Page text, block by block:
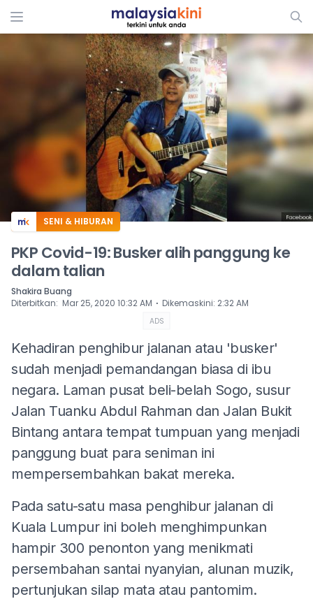
ADS
SENI & HIBURAN
PKP Covid-19: Busker alih panggung ke
dalam talian
Shakira Buang
Diterbitkan: Mar 25, 2020 10:32 AM ⋅ Dikemaskini: 2:32 AM
ADS
Kehadiran penghibur jalanan atau 'busker'
sudah menjadi pemandangan biasa di ibu
negara. Laman pusat beli-belah Sogo, susur
Jalan Tuanku Abdul Rahman dan Jalan Bukit
Bintang antara tempat tumpuan yang menjadi
panggung buat para seniman ini
mempersembahkan bakat mereka.
Pada satu-satu masa penghibur jalanan di
Kuala Lumpur ini boleh menghimpunkan
hampir 300 penonton yang menikmati
persembahan santai nyanyian, alunan muzik,
pertunjukan silap mata atau pantomim.